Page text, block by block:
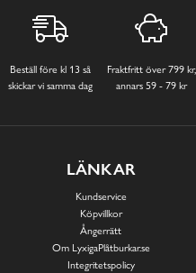
Beställ före kl 13 så
skickar vi samma dag
Fraktfritt över 799 kr,
annars 59 - 79 kr
LÄNKAR
Kundservice
Köpvillkor
Ångerrätt
Om LyxigaPlåtburkar.se
Integritetspolicy